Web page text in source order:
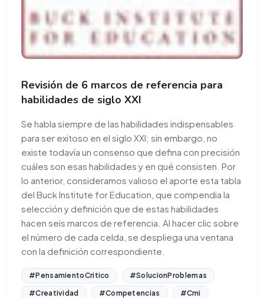
Revisión de 6 marcos de referencia para
habilidades de siglo XXI
Se habla siempre de las habilidades indispensables
para ser exitoso en el siglo XXI; sin embargo, no
existe todavía un consenso que defina con precisión
cuáles son esas habilidades y en qué consisten. Por
lo anterior, consideramos valioso el aporte esta tabla
del Buck Institute for Education, que compendia la
selección y definición que de estas habilidades
hacen seis marcos de referencia. Al hacer clic sobre
el número de cada celda, se despliega una ventana
con la definición correspondiente.
#PensamientoCritico
#SolucionProblemas
#Creatividad
#Competencias #Cmi